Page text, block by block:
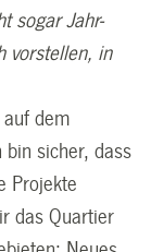
sogar Jahr-
vorstellen, in
auf dem
bin sicher, dass
Projekte
das Quartier